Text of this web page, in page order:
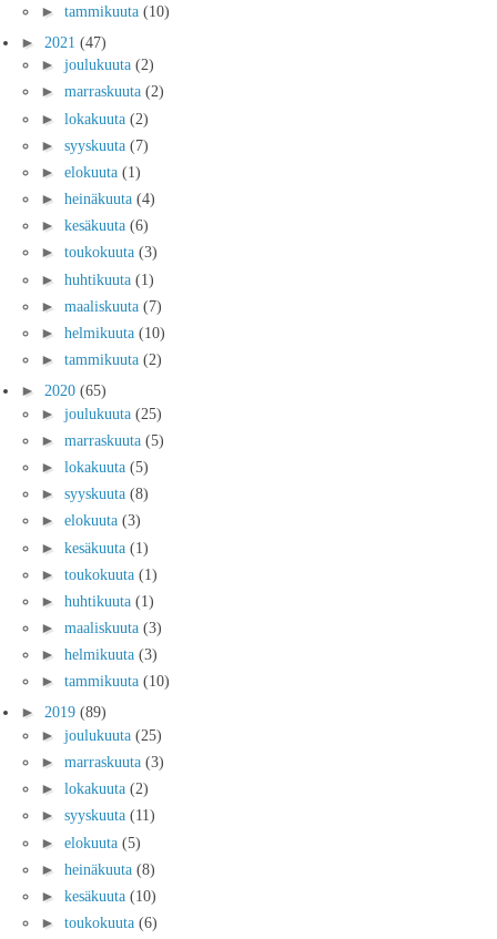
► tammikuuta (10)
► 2021 (47)
► joulukuuta (2)
► marraskuuta (2)
► lokakuuta (2)
► syyskuuta (7)
► elokuuta (1)
► heinäkuuta (4)
► kesäkuuta (6)
► toukokuuta (3)
► huhtikuuta (1)
► maaliskuuta (7)
► helmikuuta (10)
► tammikuuta (2)
► 2020 (65)
► joulukuuta (25)
► marraskuuta (5)
► lokakuuta (5)
► syyskuuta (8)
► elokuuta (3)
► kesäkuuta (1)
► toukokuuta (1)
► huhtikuuta (1)
► maaliskuuta (3)
► helmikuuta (3)
► tammikuuta (10)
► 2019 (89)
► joulukuuta (25)
► marraskuuta (3)
► lokakuuta (2)
► syyskuuta (11)
► elokuuta (5)
► heinäkuuta (8)
► kesäkuuta (10)
► toukokuuta (6)